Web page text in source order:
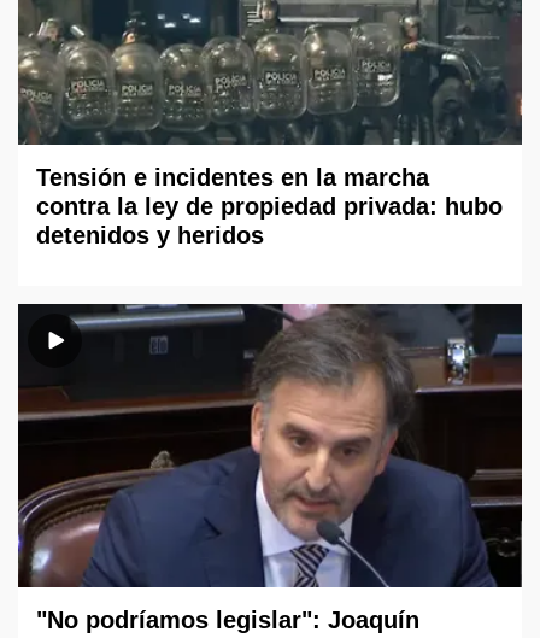
Tensión e incidentes en la marcha
contra la ley de propiedad privada: hubo
detenidos y heridos
"No podríamos legislar": Joaquín